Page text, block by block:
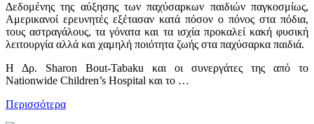
Δεδομένης της αύξησης των παχύσαρκων παιδιών παγκοσμίως,
Αμερικανοί ερευνητές εξέτασαν κατά πόσον ο πόνος στα πόδια,
τους αστραγάλους, τα γόνατα και τα ισχία προκαλεί κακή φυσική
λειτουργία αλλά και χαμηλή ποιότητα ζωής στα παχύσαρκα παιδιά.
Η Δρ. Sharon Bout-Tabaku και οι συνεργάτες της από το
Nationwide Children’s Hospital και το …
Περισσότερα